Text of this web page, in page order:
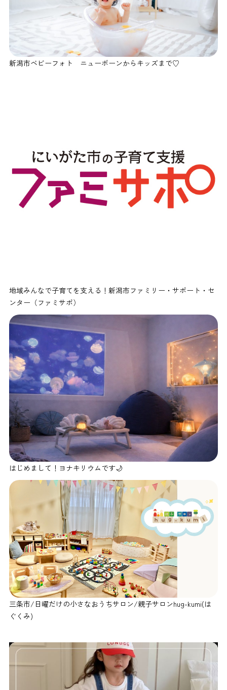
新潟市ベビーフォト ニューボーンからキッズまで♡
地域みんなで子育てを支える！新潟市ファミリー・サポート・セ
ンター（ファミサポ）
はじめまして！ヨナキリウムです🌙
三条市/日曜だけの小さなおうちサロン/親子サロンhug-kumi(は
ぐくみ)